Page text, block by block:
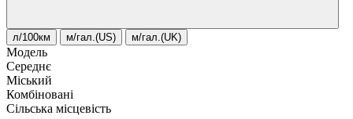
л/100км м/гал.(US) м/гал.(UK)
Модель
Середнє
Міський
Комбіновані
Сільська місцевість